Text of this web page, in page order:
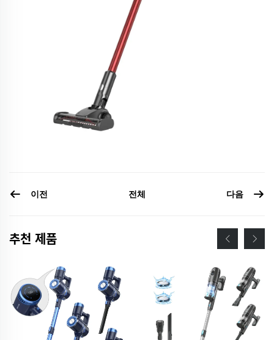
이전 전체 다음
추천 제품